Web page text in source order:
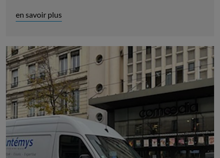
en savoir plus